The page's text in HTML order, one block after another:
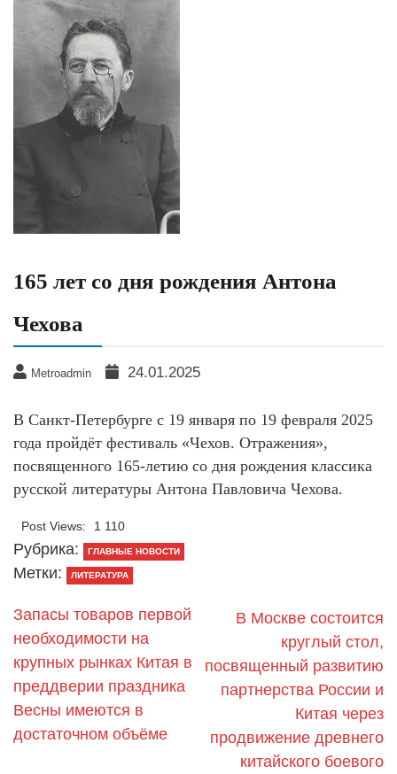
165 лет со дня рождения Антона
Чехова
Metroadmin 24.01.2025
В Санкт-Петербурге с 19 января по 19 февраля 2025
года пройдёт фестиваль «Чехов. Отражения»,
посвященного 165-летию со дня рождения классика
русской литературы Антона Павловича Чехова.
Post Views: 1 110
Рубрика: ГЛАВНЫЕ НОВОСТИ
Метки: ЛИТЕРАТУРА
Запасы товаров первой
необходимости на
крупных рынках Китая в
преддверии праздника
Весны имеются в
достаточном объёме
В Москве состоится
круглый стол,
посвященный развитию
партнерства России и
Китая через
продвижение древнего
китайского боевого